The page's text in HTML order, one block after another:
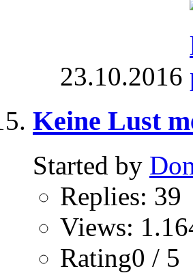
23.10.2016
Keine Lust
Started by
Replies: 39
Views:
Rating0 / 5